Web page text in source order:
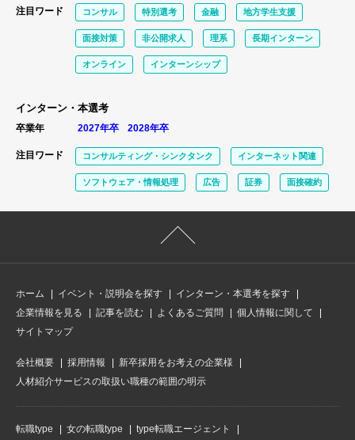
注目ワード コンサル 特別選考 金融 地方学生支援
面接対策 非公開求人 理系 長期インターン
オンライン インターンシップ
インターン・本選考
卒業年 2027年卒 2028年卒
注目ワード コンサルティング・シンクタンク インターネット関連
ソフトウェア・情報処理 広告 証券 面接確約
ホーム イベント・説明会を探す
インターン・本選考を探す
企業情報を見る
記事を読む よくあるご質問
個人情報に関して
サイトマップ
会社概要 採用情報
新卒採用をお考えの企業様
人材紹介サービスの取扱い職種の範囲の明示
転職type 女の転職type type転職エージェント